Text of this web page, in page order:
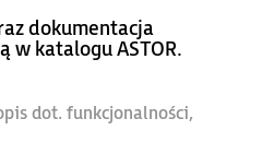
dokumentacja
w katalogu ASTOR.
dot. funkcjonalności,